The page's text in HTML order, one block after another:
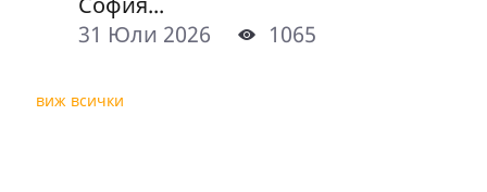
31 Юли 2026
1065
виж всички